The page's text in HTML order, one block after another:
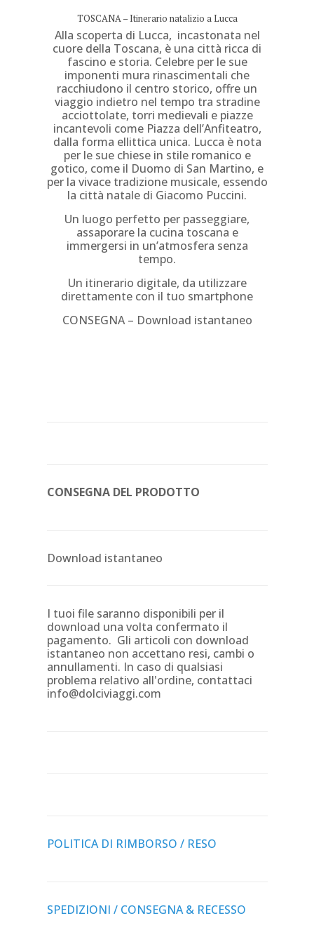
TOSCANA – Itinerario natalizio a Lucca
Alla scoperta di Lucca, incastonata nel
cuore della Toscana, è una città ricca di
fascino e storia. Celebre per le sue
imponenti mura rinascimentali che
racchiudono il centro storico, offre un
viaggio indietro nel tempo tra stradine
acciottolate, torri medievali e piazze
incantevoli come Piazza dell’Anfiteatro,
dalla forma ellittica unica. Lucca è nota
per le sue chiese in stile romanico e
gotico, come il Duomo di San Martino, e
per la vivace tradizione musicale, essendo
la città natale di Giacomo Puccini.
Un luogo perfetto per passeggiare,
assaporare la cucina toscana e
immergersi in un’atmosfera senza
tempo.
Un itinerario digitale, da utilizzare
direttamente con il tuo smartphone
CONSEGNA – Download istantaneo
CONSEGNA DEL PRODOTTO
Download istantaneo
I tuoi file saranno disponibili per il
download una volta confermato il
pagamento. Gli articoli con download
istantaneo non accettano resi, cambi o
annullamenti. In caso di qualsiasi
problema relativo all'ordine, contattaci
info@dolciviaggi.com
POLITICA DI RIMBORSO / RESO
SPEDIZIONI / CONSEGNA & RECESSO